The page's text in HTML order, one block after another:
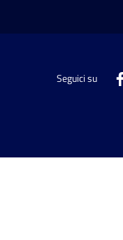
Seguici su